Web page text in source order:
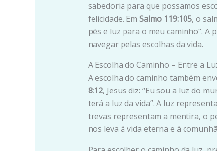
sabedoria para que possamos
felicidade. Em Salmo 119:105, o
pés e luz para o meu caminho”. A
navegar pelas escolhas da vida.
A Escolha do Caminho – Entre a
A escolha do caminho também
8:12, Jesus diz: “Eu sou a luz do
terá a luz da vida”. A luz
trevas representam a mentira, o
nos leva à vida eterna e à